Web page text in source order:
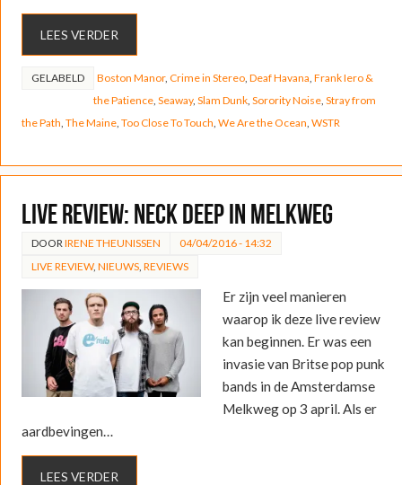
LEES VERDER
GELABELD Boston Manor, Crime in Stereo, Deaf Havana Frank Iero &
the Patience, Seaway, Slam Dunk, Sorority Noise, Stray from
the Path The Maine, Too Close To Touch We Are the Ocean WSTR
LIVE REVIEW: Neck Deep in Melkweg
DOOR IRENE THEUNISSEN
04/04/2016 - 14:32
LIVE REVIEW, NIEUWS, REVIEWS
Er zijn veel manieren
waarop ik deze live review
kan beginnen. Er was een
invasie van Britse pop punk
bands in de Amsterdamse
Melkweg op 3 april. Als er
aardbevingen…
LEES VERDER